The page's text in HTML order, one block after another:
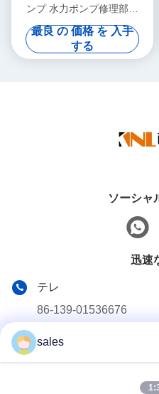
ンプ 水力ポンプ修理部品
NX15 NX500
最良 の 価格 を 入手
する
ソーシャ
迅速
テレ
86-139-01536676
メール
sales